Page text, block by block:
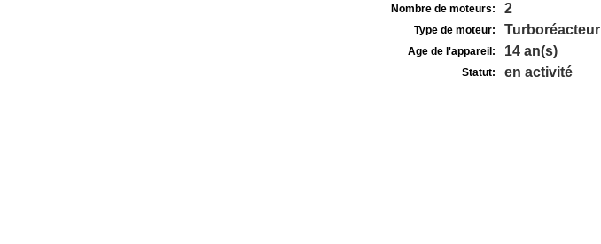
Nombre de moteurs: 2
Type de moteur: Turboréacteur
Age de l'appareil: 14 an(s)
Statut: en activité